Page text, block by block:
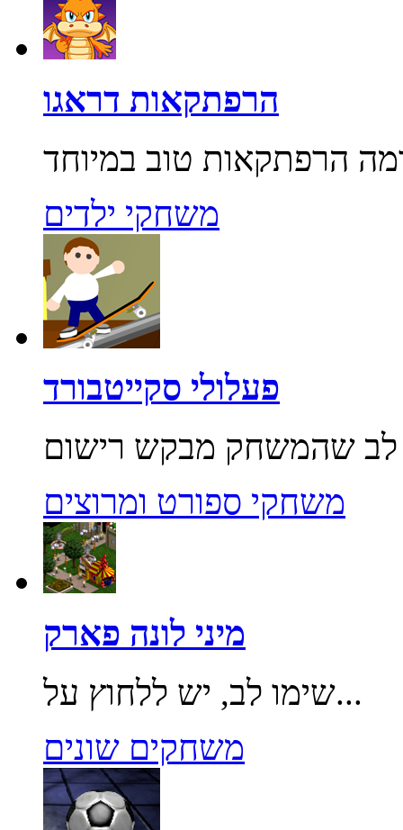
הרפתקאות דראגו
משחקי ילדים
פעלולי סקייטבורד
משחקי ספורט ומרוצים
מיני לונה פארק
שימו לב, יש ללחוץ על...
משחקים שונים